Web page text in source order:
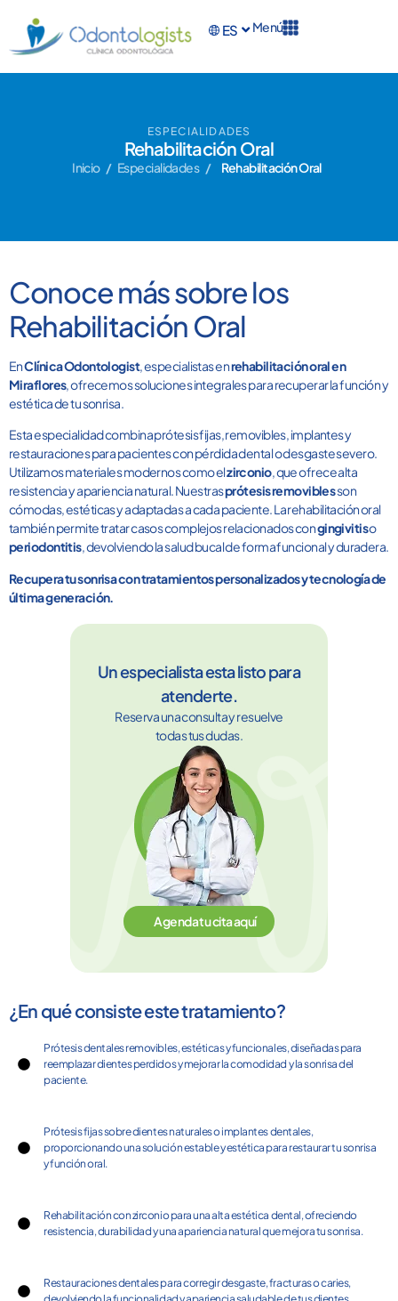
ES
EN Menú
ESPECIALIDADES
Rehabilitación Oral
Inicio / Especialidades / Rehabilitación Oral
Conoce más sobre los
Rehabilitación Oral
EnClínica Odontologist, especialistas enrehabilitación oral en
Miraflores, ofrecemos soluciones integrales para recuperar la función y
estética de tu sonrisa.
Esta especialidad combina prótesis fijas, removibles, implantes y
restauraciones para pacientes con pérdida dental o desgaste severo.
Utilizamos materiales modernos como elzirconio, que ofrece alta
resistencia y apariencia natural. Nuestrasprótesis removiblesson
cómodas, estéticas y adaptadas a cada paciente. La rehabilitación oral
también permite tratar casos complejos relacionados congingivitiso
periodontitis, devolviendo la salud bucal de forma funcional y duradera.
Recupera tu sonrisa con tratamientos personalizados y tecnología de
última generación.
Un especialista esta listo para
atenderte.
Reserva una consulta y resuelve
todas tus dudas.
Agenda tu cita aquí
¿En qué consiste este tratamiento?
Prótesis dentales removibles, estéticas y funcionales, diseñadas para
reemplazar dientes perdidos y mejorar la comodidad y la sonrisa del
paciente.
Prótesis fijas sobre dientes naturales o implantes dentales,
proporcionando una solución estable y estética para restaurar tu sonrisa
y función oral.
Rehabilitación con zirconio para una alta estética dental, ofreciendo
resistencia, durabilidad y una apariencia natural que mejora tu sonrisa.
Restauraciones dentales para corregir desgaste, fracturas o caries,